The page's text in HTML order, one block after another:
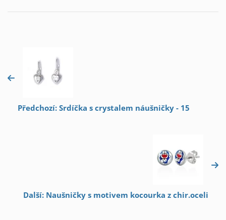
Předchozí: Srdíčka s crystalem náušničky - 15
Další: Naušničky s motivem kocourka z chir.oceli